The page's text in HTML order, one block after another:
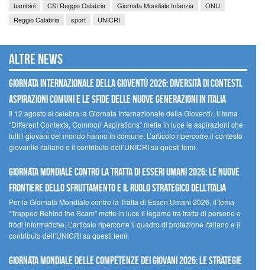
bambini CSI Reggio Calabria Giornata Mondiale Infanzia
ONU
Reggio Calabria
sport UNICRI
Altre news
GIORNATA INTERNAZIONALE DELLA GIOVENTÙ 2026: DIVERSITÀ DI CONTESTI,
ASPIRAZIONI COMUNI E LE SFIDE DELLE NUOVE GENERAZIONI IN ITALIA
Il 12 agosto si celebra la Giornata Internazionale della Gioventù, il tema
“Different Contexts, Common Aspirations” mette in luce le aspirazioni che
tutti i giovani del mondo hanno in comune. L’articolo ripercorre il contesto
giovanile italiano e il contributo dell’UNICRI su questi temi.
GIORNATA MONDIALE CONTRO LA TRATTA DI ESSERI UMANI 2026: LE NUOVE
FRONTIERE DELLO SFRUTTAMENTO E IL RUOLO STRATEGICO DELL’ITALIA
Per la Giornata Mondiale contro la Tratta di Esseri Umani 2026, il tema
“Trapped Behind the Scam” mette in luce il legame tra tratta di persone e
frodi informatiche. L’articolo ripercorre il quadro di protezione italiano e il
contributo dell’UNICRI su questi temi.
GIORNATA MONDIALE DELLE COMPETENZE DEI GIOVANI 2026: LE STRATEGIE